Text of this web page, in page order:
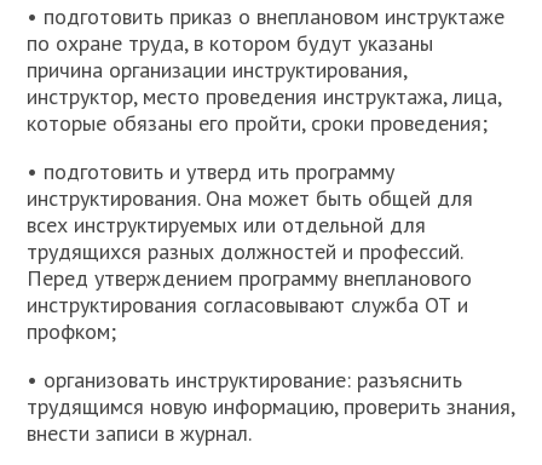
• подготовить приказ о внеплановом инструктаже
по охране труда, в котором будут указаны
причина организации инструктирования,
инструктор, место проведения инструктажа, лица,
которые обязаны его пройти, сроки проведения;
• подготовить и утверд ить программу
инструктирования. Она может быть общей для
всех инструктируемых или отдельной для
трудящихся разных должностей и профессий.
Перед утверждением программу внепланового
инструктирования согласовывают служба ОТ и
профком;
• организовать инструктирование: разъяснить
трудящимся новую информацию, проверить знания,
внести записи в журнал.